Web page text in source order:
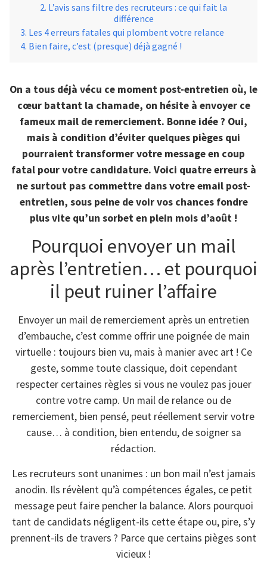
L’avis sans filtre des recruteurs : ce qui fait la
différence
Les 4 erreurs fatales qui plombent votre relance
Bien faire, c’est (presque) déjà gagné !
On a tous déjà vécu ce moment post-entretien où, le
cœur battant la chamade, on hésite à envoyer ce
fameux mail de remerciement. Bonne idée ? Oui,
mais à condition d’éviter quelques pièges qui
pourraient transformer votre message en coup
fatal pour votre candidature. Voici quatre erreurs à
ne surtout pas commettre dans votre email post-
entretien, sous peine de voir vos chances fondre
plus vite qu’un sorbet en plein mois d’août !
Pourquoi envoyer un mail
après l’entretien… et pourquoi
il peut ruiner l’affaire
Envoyer un mail de remerciement après un entretien
d’embauche, c’est comme offrir une poignée de main
virtuelle : toujours bien vu, mais à manier avec art ! Ce
geste, somme toute classique, doit cependant
respecter certaines règles si vous ne voulez pas jouer
contre votre camp. Un mail de relance ou de
remerciement, bien pensé, peut réellement servir votre
cause… à condition, bien entendu, de soigner sa
rédaction.
Les recruteurs sont unanimes : un bon mail n’est jamais
anodin. Ils révèlent qu’à compétences égales, ce petit
message peut faire pencher la balance. Alors pourquoi
tant de candidats négligent-ils cette étape ou, pire, s’y
prennent-ils de travers ? Parce que certains pièges sont
vicieux !